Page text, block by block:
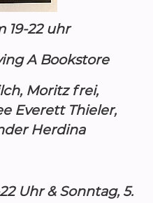
19-22 uhr
A Bookstore
Moritz frei,
Everett Thieler,
Herdina
Uhr & Sonntag, 5.